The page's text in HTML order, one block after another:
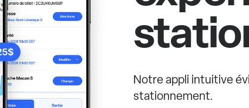
Notre appli intuitive
stationnement.